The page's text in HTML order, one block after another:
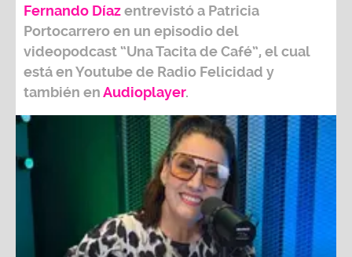
Fernando Díazentrevistó a Patricia
Portocarreroen un episodio del
videopodcast “Una Tacita de Café”, el cual
está en Youtube de Radio Felicidad y
también enAudioplayer.